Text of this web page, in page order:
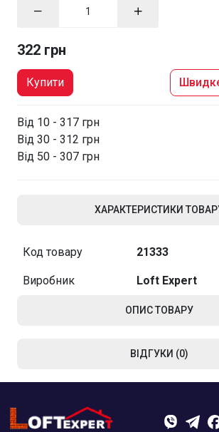
322 грн
Купити
Від 10 - 317 грн
Від 30 - 312 грн
Від 50 - 307 грн
ХАРАКТЕРИСТИКИ
Код товару 21333
Виробник Loft Expert
ОПИС ТОВАРУ
ВІДГУКИ (0)